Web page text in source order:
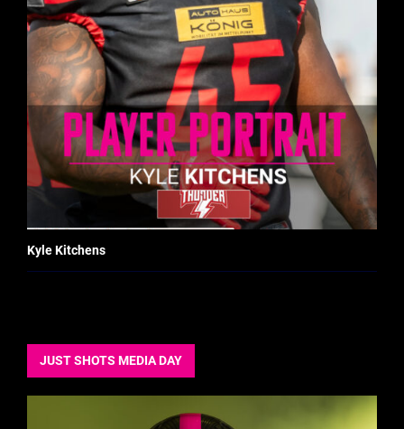
Kyle Kitchens
JUST SHOTS MEDIA DAY